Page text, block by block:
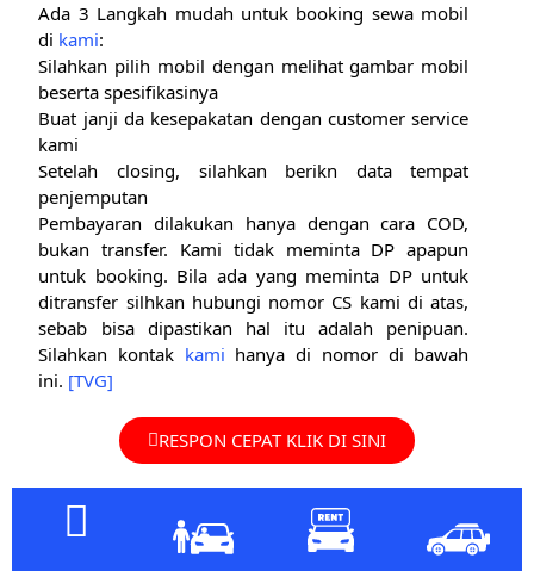
Ada 3 Langkah mudah untuk booking sewa mobil
di kami:
Silahkan pilih mobil dengan melihat gambar mobil
beserta spesifikasinya
Buat janji da kesepakatan dengan customer service
kami
Setelah closing, silahkan berikn data tempat
penjemputan
Pembayaran dilakukan hanya dengan cara COD,
bukan transfer. Kami tidak meminta DP apapun
untuk booking. Bila ada yang meminta DP untuk
ditransfer silhkan hubungi nomor CS kami di atas,
sebab bisa dipastikan hal itu adalah penipuan.
Silahkan kontak kami hanya di nomor di bawah
ini. [TVG]
RESPON CEPAT KLIK DI SINI